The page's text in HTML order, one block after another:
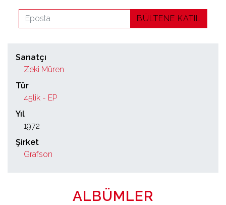
BÜLTENE KATIL
Sanatçı
Zeki Müren
Tür
45lik - EP
Yıl
1972
Şirket
Grafson
ALBÜMLER